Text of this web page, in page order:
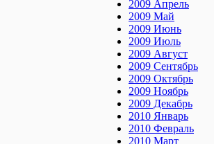
2009 Апрель
2009 Май
2009 Июнь
2009 Июль
2009 Август
2009 Сентябрь
2009 Октябрь
2009 Ноябрь
2009 Декабрь
2010 Январь
2010 Февраль
2010 Март